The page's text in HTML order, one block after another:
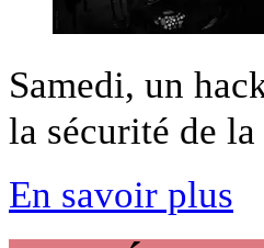
Samedi, un
la sécurité de
En savoir plus